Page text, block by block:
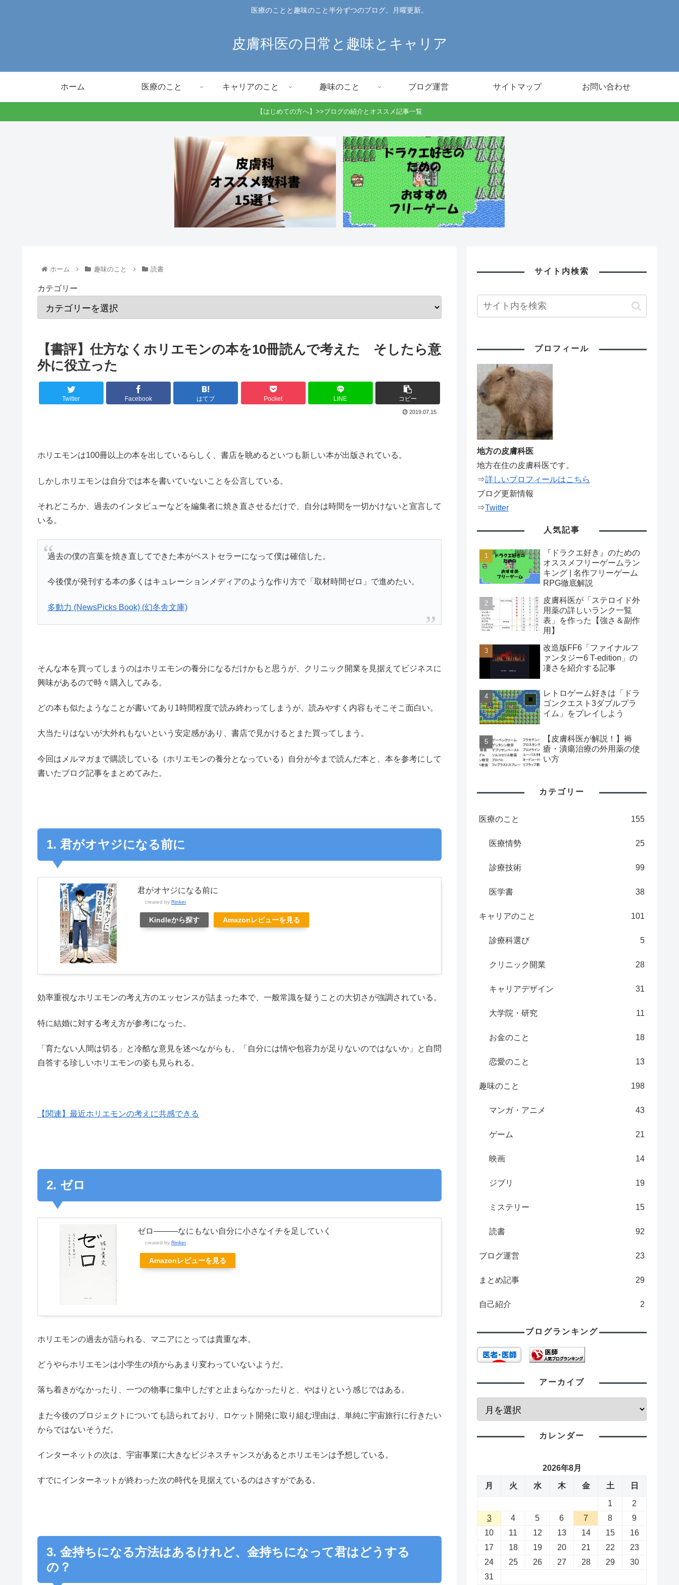
医療のことと趣味のこと半分ずつのブログ。月曜更新。
皮膚科医の日常と趣味とキャリア
ホーム 医療のこと キャリアのこと 趣味のこと ブログ運営 サイトマップ お問い合わせ
【はじめての方へ】>>ブログの紹介とオススメ記事一覧
ホーム 趣味のこと 読書
カテゴリー
【書評】仕方なくホリエモンの本を10冊読んで考えた そしたら意
外に役立った
Twitter Facebook はてブ Pocket LINE コピー
2019.07.15
ホリエモンは100冊以上の本を出しているらしく、書店を眺めるといつも新しい本が出版されている。
しかしホリエモンは自分では本を書いていないことを公言している。
それどころか、過去のインタビューなどを編集者に焼き直させるだけで、自分は時間を一切かけないと宣言して
いる。
過去の僕の言葉を焼き直してできた本がベストセラーになって僕は確信した。
今後僕が発刊する本の多くはキュレーションメディアのような作り方で「取材時間ゼロ」で進めたい。
多動力 (NewsPicks Book) (幻冬舎文庫)
そんな本を買ってしまうのはホリエモンの養分になるだけかもと思うが、クリニック開業を見据えてビジネスに
興味があるので時々購入してみる。
どの本も似たようなことが書いてあり1時間程度で読み終わってしまうが、読みやすく内容もそこそこ面白い。
大当たりはないが大外れもないという安定感があり、書店で見かけるとまた買ってしまう。
今回はメルマガまで購読している（ホリエモンの養分となっている）自分が今まで読んだ本と、本を参考にして
書いたブログ記事をまとめてみた。
1. 君がオヤジになる前に
君がオヤジになる前に
created by Rinker
Kindleから探す Amazonレビューを見る
効率重視なホリエモンの考え方のエッセンスが詰まった本で、一般常識を疑うことの大切さが強調されている。
特に結婚に対する考え方が参考になった。
「育たない人間は切る」と冷酷な意見を述べながらも、「自分には情や包容力が足りないのではないか」と自問
自答する珍しいホリエモンの姿も見られる。
【関連】最近ホリエモンの考えに共感できる
2. ゼロ
ゼロ―――なにもない自分に小さなイチを足していく
created by Rinker
Amazonレビューを見る
ホリエモンの過去が語られる、マニアにとっては貴重な本。
どうやらホリエモンは小学生の頃からあまり変わっていないようだ。
落ち着きがなかったり、一つの物事に集中しだすと止まらなかったりと、やはりという感じではある。
また今後のプロジェクトについても語られており、ロケット開発に取り組む理由は、単純に宇宙旅行に行きたい
からではないそうだ。
インターネットの次は、宇宙事業に大きなビジネスチャンスがあるとホリエモンは予想している。
すでにインターネットが終わった次の時代を見据えているのはさすがである。
3. 金持ちになる方法はあるけれど、金持ちになって君はどうする
の？
サイト内検索
プロフィール
地方の皮膚科医
地方在住の皮膚科医です。
⇒詳しいプロフィールはこちら
ブログ更新情報
⇒Twitter
人気記事
『ドラクエ好き』のための
オススメフリーゲームラン
キング | 名作フリーゲーム
RPG徹底解説
皮膚科医が「ステロイド外
用薬の詳しいランク一覧
表」を作った【強さ＆副作
用】
改造版FF6「ファイナルフ
ァンタジー6 T-edition」の
凄さを紹介する記事
レトロゲーム好きは「ドラ
ゴンクエスト3ダブルプラ
イム」をプレイしよう
【皮膚科医が解説！】褥
瘡・潰瘍治療の外用薬の使
い方
カテゴリー
医療のこと 155
医療情勢 25
診療技術 99
医学書 38
キャリアのこと 101
診療科選び 5
クリニック開業 28
キャリアデザイン 31
大学院・研究 11
お金のこと 18
恋愛のこと 13
趣味のこと 198
マンガ・アニメ 43
ゲーム 21
映画 14
ジブリ 19
ミステリー 15
読書 92
ブログ運営 23
まとめ記事 29
自己紹介 2
ブログランキング
アーカイブ
カレンダー
2026年8月
月 火 水 木 金 土 日
1
2
3
4 5 6 7 8
9
10
11 12 13 14 15
16
17
18 19 20 21 22
23
24
25 26 27 28 29
30
31